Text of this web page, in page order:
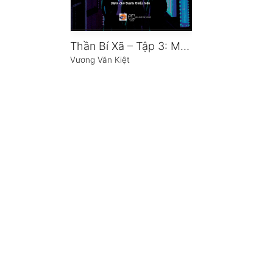
Thần Bí Xã – Tập 3: Màn Thôi Miên Của Nhà Ảo Thuật
Vương Văn Kiệt